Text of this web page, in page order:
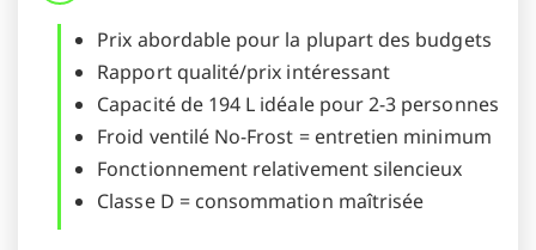
Prix abordable pour la plupart des budgets
Rapport qualité/prix intéressant
Capacité de 194 L idéale pour 2-3 personnes
Froid ventilé No-Frost = entretien minimum
Fonctionnement relativement silencieux
Classe D = consommation maîtrisée